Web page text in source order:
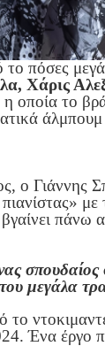
το πόσες
Χάρις
η οποία το
ο Γιάννης
πάνω
σπουδαίος
μεγάλα
το
Ένα έργο